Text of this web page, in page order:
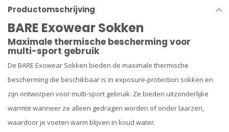
Productomschrijving
BARE Exowear Sokken
Maximale thermische bescherming voor
multi-sport gebruik
De BARE Exowear Sokken bieden de maximale thermische
bescherming die beschikbaar is in exposure-protection sokken en
zijn ontworpen voor multi-sport gebruik. Ze bieden uitzonderlijke
warmte wanneer ze alleen gedragen worden of onder laarzen,
waardoor je voeten warm blijven in koud water.